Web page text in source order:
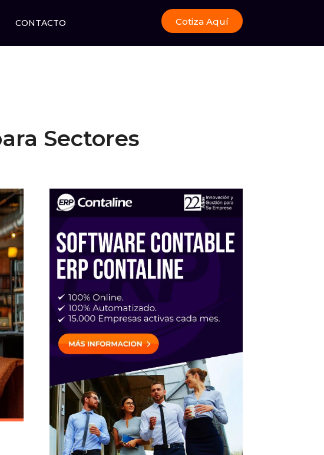
CONTACTO Cotiza Aquí
Sectores